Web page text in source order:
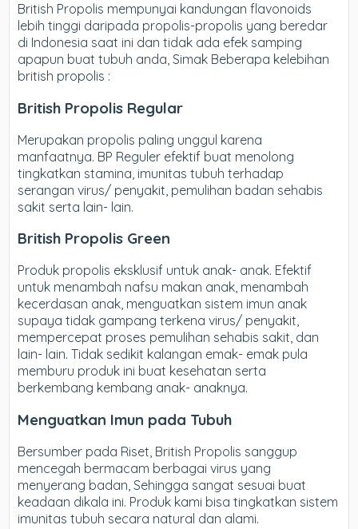
British Propolis mempunyai kandungan flavonoids
lebih tinggi daripada propolis-propolis yang beredar
di Indonesia saat ini dan tidak ada efek samping
apapun buat tubuh anda, Simak Beberapa kelebihan
british propolis :
British Propolis Regular
Merupakan propolis paling unggul karena
manfaatnya. BP Reguler efektif buat menolong
tingkatkan stamina, imunitas tubuh terhadap
serangan virus/ penyakit, pemulihan badan sehabis
sakit serta lain- lain.
British Propolis Green
Produk propolis eksklusif untuk anak- anak. Efektif
untuk menambah nafsu makan anak, menambah
kecerdasan anak, menguatkan sistem imun anak
supaya tidak gampang terkena virus/ penyakit,
mempercepat proses pemulihan sehabis sakit, dan
lain- lain. Tidak sedikit kalangan emak- emak pula
memburu produk ini buat kesehatan serta
berkembang kembang anak- anaknya.
Menguatkan Imun pada Tubuh
Bersumber pada Riset, British Propolis sanggup
mencegah bermacam berbagai virus yang
menyerang badan, Sehingga sangat sesuai buat
keadaan dikala ini. Produk kami bisa tingkatkan sistem
imunitas tubuh secara natural dan alami.